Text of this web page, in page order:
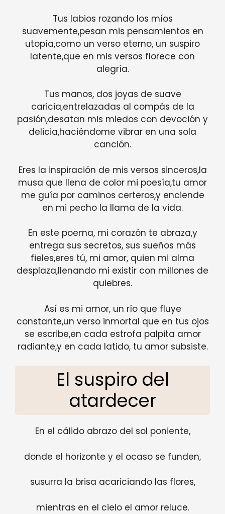
Tus labios rozando los míos
suavemente,pesan mis pensamientos en
utopía,como un verso eterno, un suspiro
latente,que en mis versos florece con
alegría.
Tus manos, dos joyas de suave
caricia,entrelazadas al compás de la
pasión,desatan mis miedos con devoción y
delicia,haciéndome vibrar en una sola
canción.
Eres la inspiración de mis versos sinceros,la
musa que llena de color mi poesía,tu amor
me guía por caminos certeros,y enciende
en mi pecho la llama de la vida.
En este poema, mi corazón te abraza,y
entrega sus secretos, sus sueños más
fieles,eres tú, mi amor, quien mi alma
desplaza,llenando mi existir con millones de
quiebres.
Así es mi amor, un río que fluye
constante,un verso inmortal que en tus ojos
se escribe,en cada estrofa palpita amor
radiante,y en cada latido, tu amor subsiste.
El suspiro del
atardecer
En el cálido abrazo del sol poniente,
donde el horizonte y el ocaso se funden,
susurra la brisa acariciando las flores,
mientras en el cielo el amor reluce.